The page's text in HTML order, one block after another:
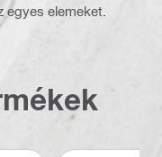
elemeket.